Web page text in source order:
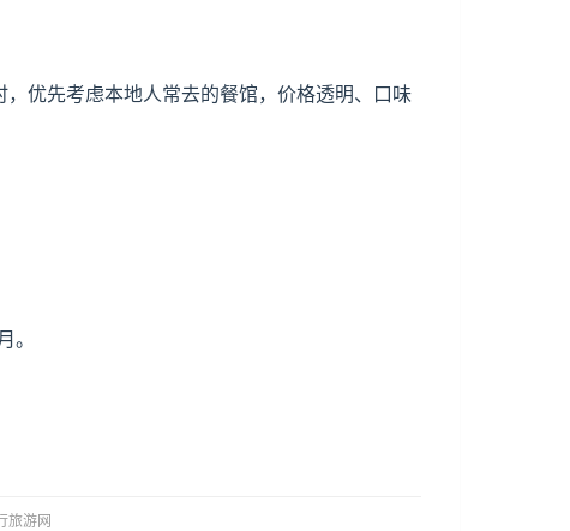
优先考虑本地人常去的餐馆，价格透明、口味
。
旅游网